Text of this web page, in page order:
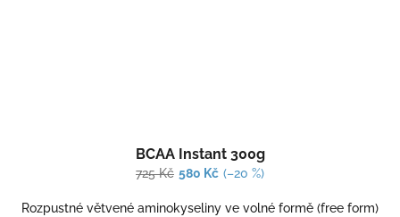
hodnocení
produktu
5,0
BCAA Instant 300g
725 Kč 580 Kč (–20 %)
Rozpustné větvené aminokyseliny ve volné formě (free form)